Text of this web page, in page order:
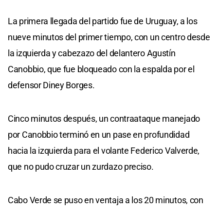
La primera llegada del partido fue de Uruguay, a los
nueve minutos del primer tiempo, con un centro desde
la izquierda y cabezazo del delantero Agustín
Canobbio, que fue bloqueado con la espalda por el
defensor Diney Borges.
Cinco minutos después, un contraataque manejado
por Canobbio terminó en un pase en profundidad
hacia la izquierda para el volante Federico Valverde,
que no pudo cruzar un zurdazo preciso.
Cabo Verde se puso en ventaja a los 20 minutos, con